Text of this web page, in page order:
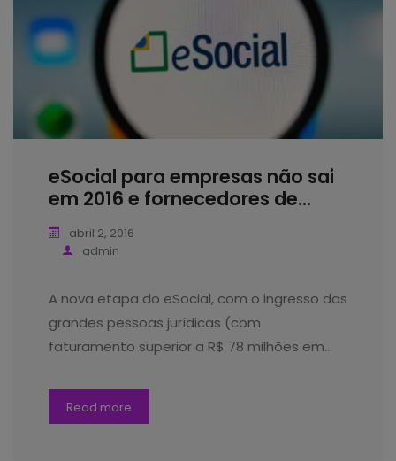
eSocial para empresas não sai
em 2016 e fornecedores de...
abril 2, 2016
admin
A nova etapa do eSocial, com o ingresso das
grandes pessoas jurídicas (com
faturamento superior a R$ 78 milhões em…
Read more